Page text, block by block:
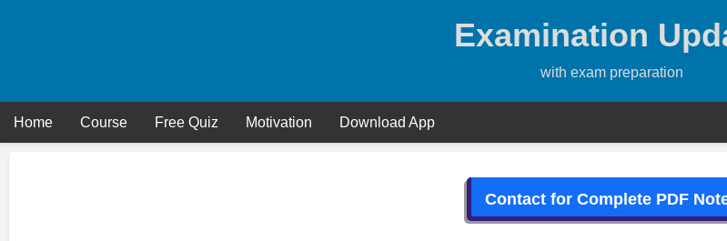
Examination
with exam preparation
Home Course Free Quiz Motivation Download App
Contact for Complete PDF